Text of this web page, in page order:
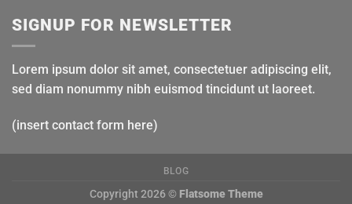
SIGNUP FOR NEWSLETTER
Lorem ipsum dolor sit amet, consectetuer adipiscing elit,
sed diam nonummy nibh euismod tincidunt ut laoreet.
(insert contact form here)
BLOG
Copyright 2026 © Flatsome Theme